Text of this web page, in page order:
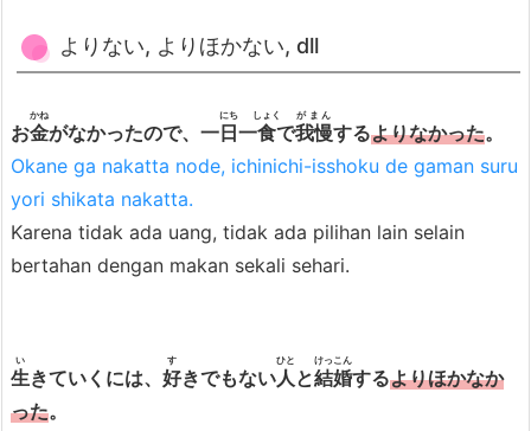
よりない, よりほかない, dll
お金
かね
がなかったので、一日
にち
一食
しょく
で我慢
がまん
するよりなかった。
Okane ga nakatta node, ichinichi-isshoku de gaman suru
yori shikata nakatta.
Karena tidak ada uang, tidak ada pilihan lain selain
bertahan dengan makan sekali sehari.
生
い
きていくには、 好
す
きでもない人
ひと
と結婚
けっこん
するよりほかなか
った。